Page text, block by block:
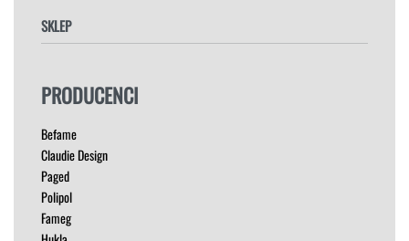
SKLEP
HOKERY
ŁÓŻKA
MEBLE RTV
NAROŻNIKI
OUTLET
PUFY
PRODUCENCI
Befame
Claudie Design
Paged
Polipol
Fameg